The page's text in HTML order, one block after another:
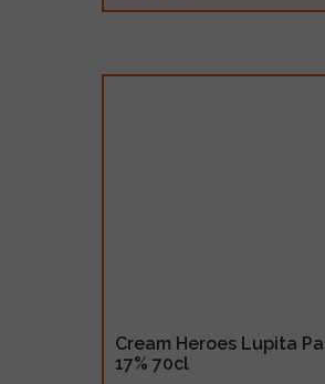
Cream Heroes Lupita
17% 70cl